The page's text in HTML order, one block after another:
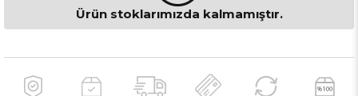
Ürün stoklarımızda kalmamıştır.